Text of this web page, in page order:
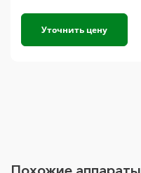
Уточнить цену